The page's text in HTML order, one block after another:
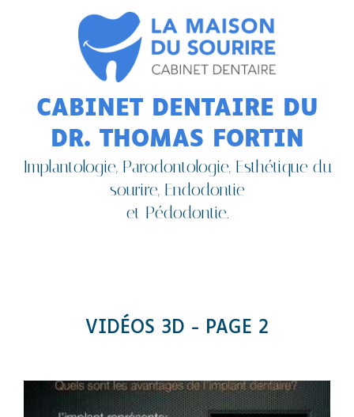
CABINET DENTAIRE DU
DR. THOMAS FORTIN
Implantologie, Parodontologie, Esthétique du
sourire, Endodontie
et Pédodontie.
VIDÉOS 3D - PAGE 2